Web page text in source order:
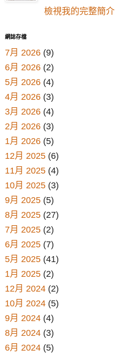
檢視我的完整簡介
網誌存檔
7月 2026 (9)
6月 2026 (2)
5月 2026 (4)
4月 2026 (3)
3月 2026 (4)
2月 2026 (3)
1月 2026 (5)
12月 2025 (6)
11月 2025 (4)
10月 2025 (3)
9月 2025 (5)
8月 2025 (27)
7月 2025 (2)
6月 2025 (7)
5月 2025 (41)
1月 2025 (2)
12月 2024 (2)
10月 2024 (5)
9月 2024 (4)
8月 2024 (3)
6月 2024 (5)